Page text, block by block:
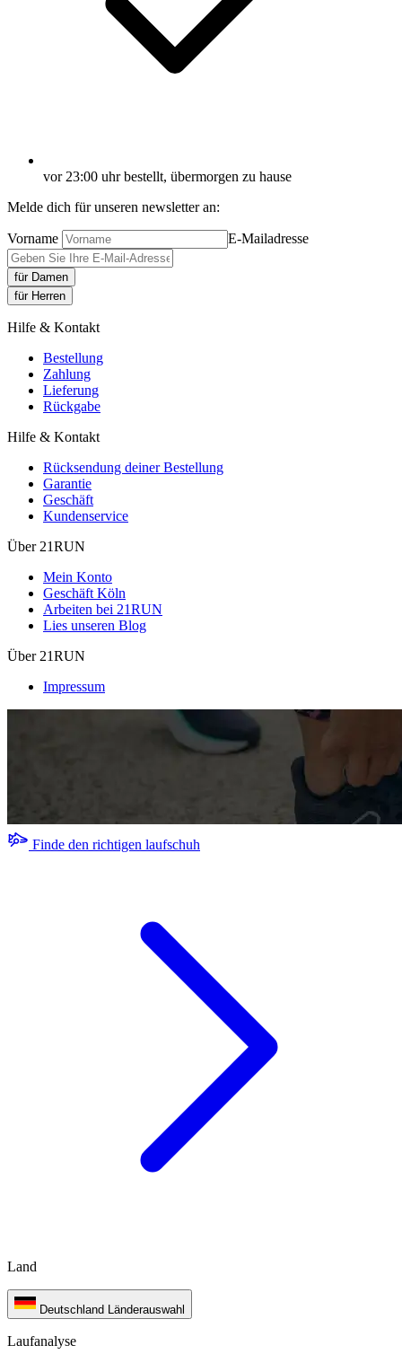
vor 23:00 uhr bestellt, übermorgen zu hause
Melde dich für unseren newsletter an:
Vorname E-Mailadresse
für Damen
für Herren
Hilfe & Kontakt
Bestellung
Zahlung
Lieferung
Rückgabe
Hilfe & Kontakt
Rücksendung deiner Bestellung
Garantie
Geschäft
Kundenservice
Über 21RUN
Mein Konto
Geschäft Köln
Arbeiten bei 21RUN
Lies unseren Blog
Über 21RUN
Impressum
Finde den richtigen laufschuh
Land
Deutschland Länderauswahl
Laufanalyse